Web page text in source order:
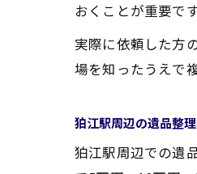
おくことが重要です
実際に依頼した方
場を知ったうえで
狛江駅周辺の遺品整
狛江駅周辺での遺